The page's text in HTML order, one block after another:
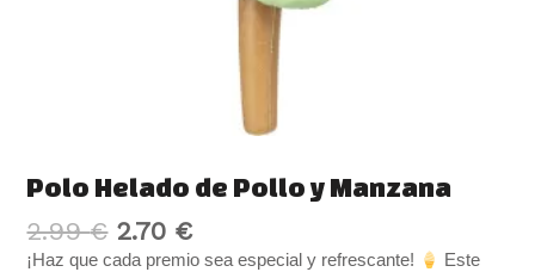
Polo Helado de Pollo y Manzana
2.99€ 2.70 €
¡Haz que cada premio sea especial y refrescante!
Este